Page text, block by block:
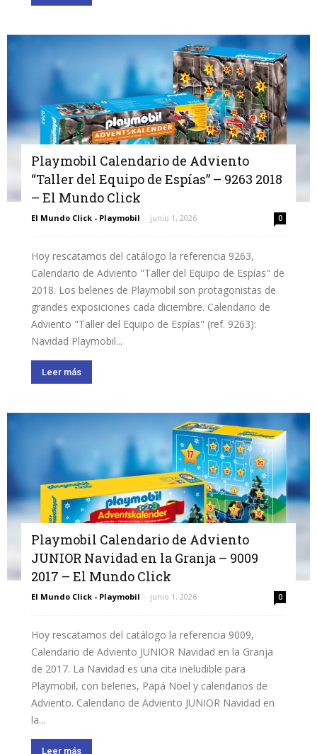
Playmobil Calendario de Adviento
“Taller del Equipo de Espías” – 9263 2018
– El Mundo Click
El Mundo Click - Playmobil - junio 1, 2026 0
Hoy rescatamos del catálogo la referencia 9263,
Calendario de Adviento "Taller del Equipo de Espías" de
2018. Los belenes de Playmobil son protagonistas de
grandes exposiciones cada diciembre. Calendario de
Adviento "Taller del Equipo de Espías" (ref. 9263):
Navidad Playmobil...
Leer más
Playmobil Calendario de Adviento
JUNIOR Navidad en la Granja – 9009
2017 – El Mundo Click
El Mundo Click - Playmobil - junio 1, 2026 0
Hoy rescatamos del catálogo la referencia 9009,
Calendario de Adviento JUNIOR Navidad en la Granja
de 2017. La Navidad es una cita ineludible para
Playmobil, con belenes, Papá Noel y calendarios de
Adviento. Calendario de Adviento JUNIOR Navidad en
la...
Leer más